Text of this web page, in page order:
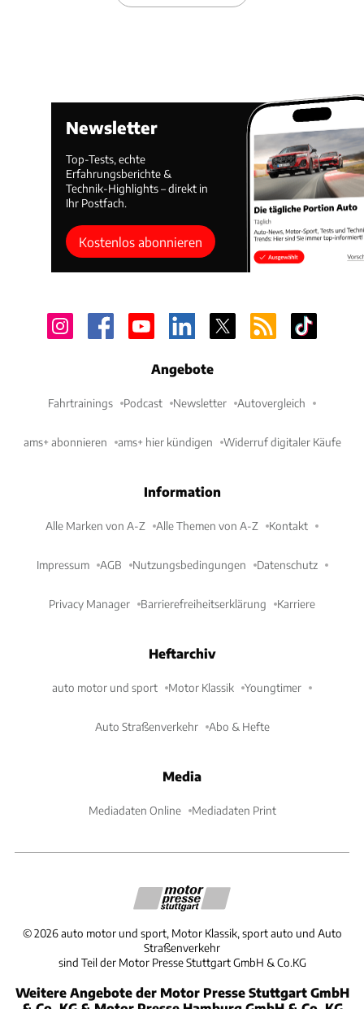
Newsletter
Top-Tests, echte
Erfahrungsberichte &
Technik-Highlights – direkt in
Ihr Postfach.
Kostenlos abonnieren
Angebote
Fahrtrainings Podcast Newsletter Autovergleich
ams+ abonnieren ams+ hier kündigen Widerruf digitaler Käufe
Information
Alle Marken von A-Z Alle Themen von A-Z Kontakt
Impressum AGB Nutzungsbedingungen Datenschutz
Privacy Manager Barrierefreiheitserklärung Karriere
Heftarchiv
auto motor und sport Motor Klassik Youngtimer
Auto Straßenverkehr Abo & Hefte
Media
Mediadaten Online Mediadaten Print
©2026 auto motor und sport, Motor Klassik, sport auto und Auto
Straßenverkehr
sind Teil der Motor Presse Stuttgart GmbH & Co.KG
Weitere Angebote der Motor Presse Stuttgart GmbH